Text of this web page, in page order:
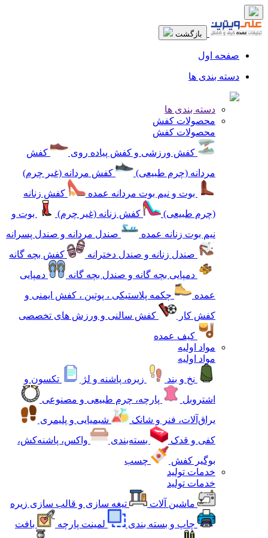
بازگشت
صفحه اول
دسته بندی ها
دسته بندی ها
محصولات کفش
محصولات کفش
کفش ورزشی و کفش پیاده روی
کفش
مردانه (چرم طبیعی)
کفش مردانه (غیر چرم)
بوت و نیم بوت مردانه عمده
کفش زنانه
(چرم طبیعی)
کفش زنانه (غیر چرم)
بوت و
نیم بوت زنانه عمده
صندل مردانه و صندل پسرانه
صندل زنانه و صندل دخترانه
کفش بچه گانه
دمپایی بچه گانه و صندل بچه گانه
دمپایی
عمده
چکمه پلاستیکی ، پوتین ، کفش ایمنی و
کفش کار
کفش سالنی و ورزش های تخصصی
کیف عمده
مواد اولیه
مواد اولیه
نخ و بند
زیره، پاشنه و لژ
تکسون و
اشتروبل
پارچه، چرم طبیعی و مصنوعی
یراق‌آلات، فنر و شانک
شیمیایی و پلیمری
کفی و قدک
بسته‌بندی
واکس، پاشنه‌کش،
بوگیر کفش
چسب
خدمات تولید
خدمات تولید
ماشین آلات
تیغه سازی و قالب سازی زیره
چاپ و بسته بندی
لمینت پارچه
بافت